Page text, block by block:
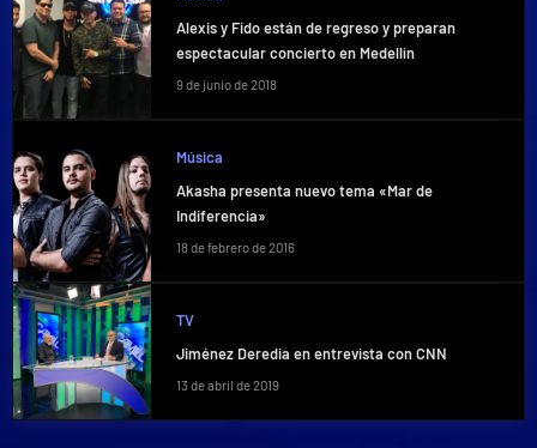
Alexis y Fido están de regreso y preparan
espectacular concierto en Medellín
9 de junio de 2018
Música
Akasha presenta nuevo tema «Mar de
Indiferencia»
18 de febrero de 2016
TV
Jiménez Deredia en entrevista con CNN
13 de abril de 2019